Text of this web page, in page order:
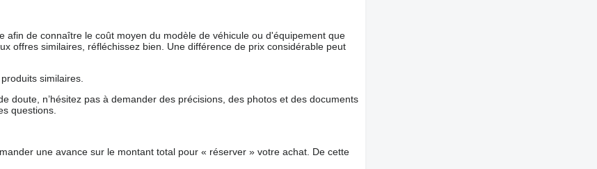
de connaître le coût moyen du modèle de véhicule ou d'équipement que
offres similaires, réfléchissez bien. Une différence de prix considérable peut
similaires.
doute, n’hésitez pas à demander des précisions, des photos et des documents
questions.
une avance sur le montant total pour « réserver » votre achat. De cette